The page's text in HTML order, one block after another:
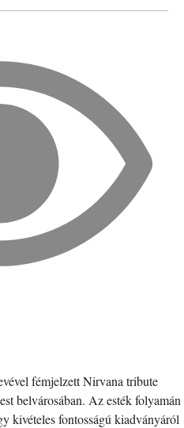
fémjelzett Nirvana tribute
belvárosában. Az esték folyamán
kivételes fontosságú kiadványáról